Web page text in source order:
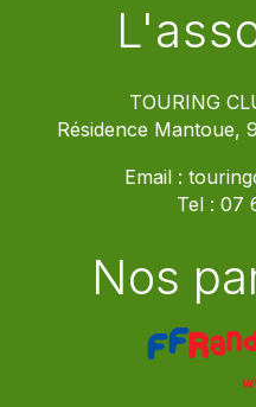
TOURING
Résidence Mantoue,
Email :
Tel : 07
Nos